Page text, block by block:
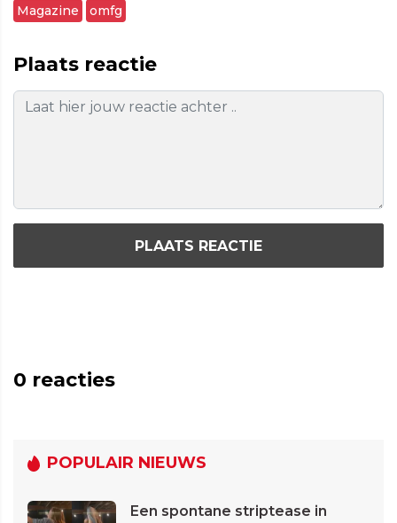
Magazine omfg
Plaats reactie
PLAATS REACTIE
0 reacties
POPULAIR NIEUWS
Een spontane striptease in